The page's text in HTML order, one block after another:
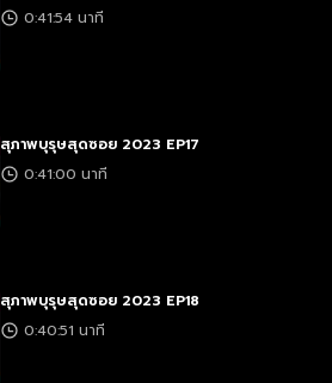
0:41:54 นาที
สุภาพบุรุษสุดซอย 2023 EP17
0:41:00 นาที
สุภาพบุรุษสุดซอย 2023 EP18
0:40:51 นาที